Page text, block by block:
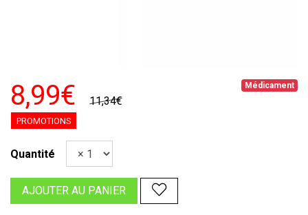
Médicament
8,99€ 11,34€
PROMOTIONS
Quantité
AJOUTER AU PANIER